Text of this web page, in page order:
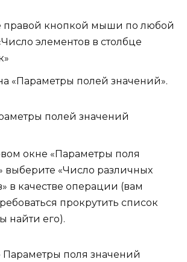
правой кнопкой мыши по любой
элементов в столбце
«Параметры полей значений».
окне «Параметры поля
выберите «Число различных
в качестве операции (вам
прокрутить список
найти его).